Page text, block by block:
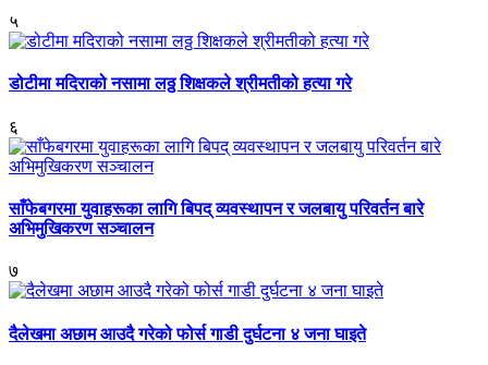
५
डोटीमा मदिराको नसामा लठ्ठ शिक्षकले श्रीमतीको हत्या गरे
६
साँफेबगरमा युवाहरूका लागि बिपद् व्यवस्थापन र जलबायु परिवर्तन बारे
अभिमुखिकरण सञ्चालन
७
दैलेखमा अछाम आउदै गरेको फोर्स गाडी दुर्घटना ४ जना घाइते